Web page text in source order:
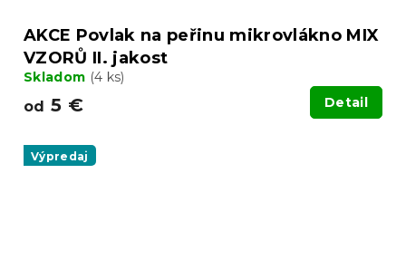
AKCE Povlak na peřinu mikrovlákno MIX
VZORŮ II. jakost
Skladom (4 ks)
od 5 € Detail
Výpredaj